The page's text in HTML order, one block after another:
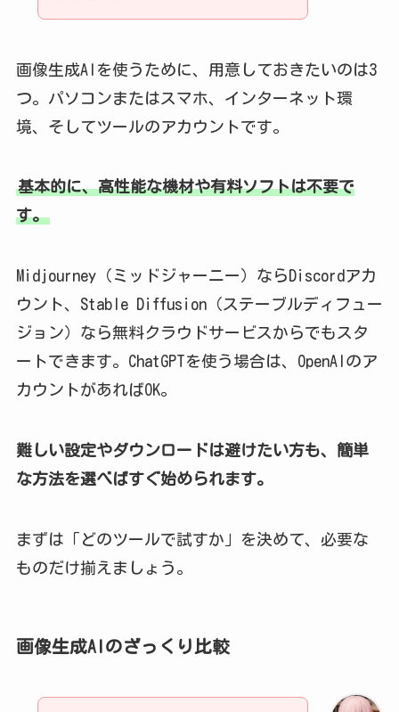
画像生成AIを使うために、用意しておきたいのは3
つ。パソコンまたはスマホ、インターネット環
境、そしてツールのアカウントです。
基本的に、高性能な機材や有料ソフトは不要で
す。
Midjourney（ミッドジャーニー）ならDiscordアカ
ウント、Stable Diffusion（ステーブルディフュー
ジョン）なら無料クラウドサービスからでもスタ
ートできます。ChatGPTを使う場合は、OpenAIのア
カウントがあればOK。
難しい設定やダウンロードは避けたい方も、簡単
な方法を選べばすぐ始められます。
まずは「どのツールで試すか」を決めて、必要な
ものだけ揃えましょう。
画像生成AIのざっくり比較